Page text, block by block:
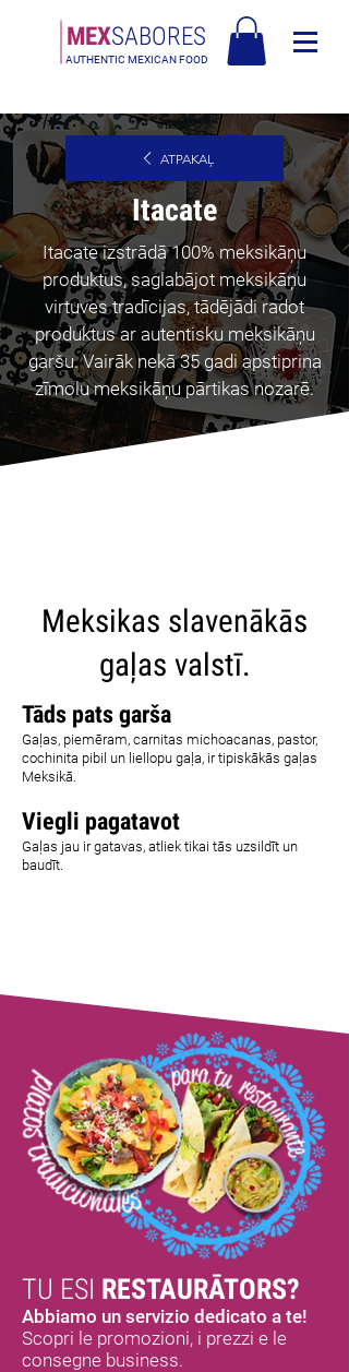
MEXSABORES
AUTHENTIC MEXICAN FOOD
ATPAKAĻ
Itacate
Itacate izstrādā 100% meksikāņu
produktus, saglabājot meksikāņu
virtuves tradīcijas, tādējādi radot
produktus ar autentisku meksikāņu
garšu. Vairāk nekā 35 gadi apstiprina
zīmolu meksikāņu pārtikas nozarē.
Meksikas slavenākās
gaļas valstī.
Tāds pats garša
Gaļas, piemēram, carnitas michoacanas, pastor,
cochinita pibil un liellopu gaļa, ir tipiskākās gaļas
Meksikā.
Viegli pagatavot
Gaļas jau ir gatavas, atliek tikai tās uzsildīt un
baudīt.
TU ESI RESTAURĀTORS?
Abbiamo un servizio dedicato a te!
Scopri le promozioni, i prezzi e le
consegne business.